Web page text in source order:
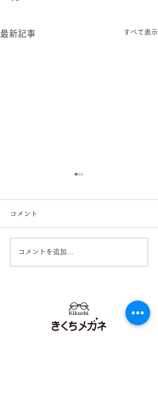
最新記事 すべて表示
Ray-Ban 2026レイバン
陽店 イオンタウン田崎店
コメント
コメントを追加…